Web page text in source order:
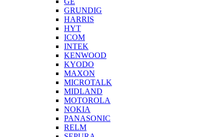
GRUNDIG
HARRIS
HYT
ICOM
INTEK
KENWOOD
KYODO
MAXON
MICROTALK
MIDLAND
MOTOROLA
NOKIA
PANASONIC
RELM